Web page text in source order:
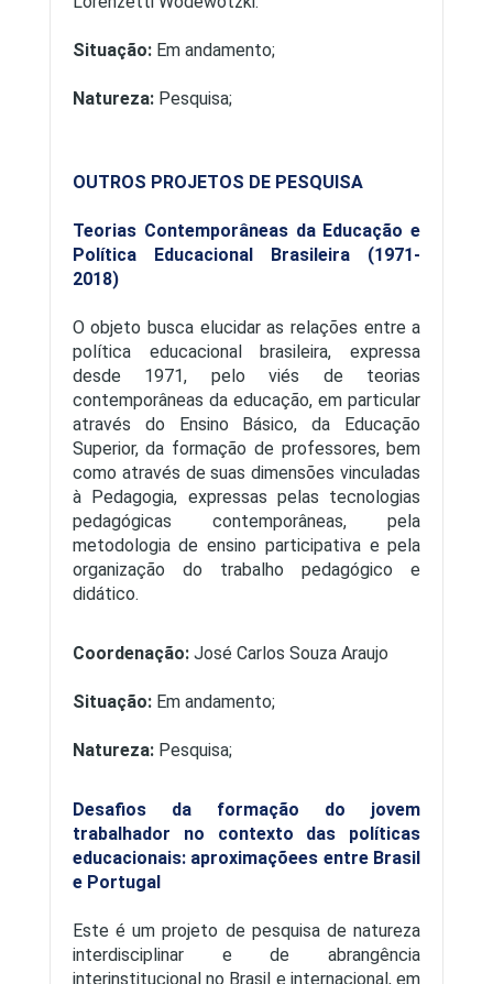
Situação:Em andamento;
Natureza:Pesquisa;
OUTROS PROJETOS DE PESQUISA
Teorias Contemporâneas da Educação e
Política Educacional Brasileira (1971-
2018)
O objeto busca elucidar as relações entre a
política educacional brasileira, expressa
desde 1971, pelo viés de teorias
contemporâneas da educação, em particular
através do Ensino Básico, da Educação
Superior, da formação de professores, bem
como através de suas dimensões vinculadas
à Pedagogia, expressas pelas tecnologias
pedagógicas contemporâneas, pela
metodologia de ensino participativa e pela
organização do trabalho pedagógico e
didático.
Coordenação:José Carlos Souza Araujo
Situação: Em andamento;
Natureza:Pesquisa;
Desafios da formação do jovem
trabalhador no contexto das políticas
educacionais: aproximaçõees entre Brasil
e Portugal
Este é um projeto de pesquisa de natureza
interdisciplinar e de abrangência
interinstitucional no Brasil e internacional, em